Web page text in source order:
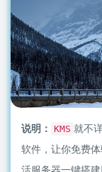
说明： KMS 就不
软件，让你免费